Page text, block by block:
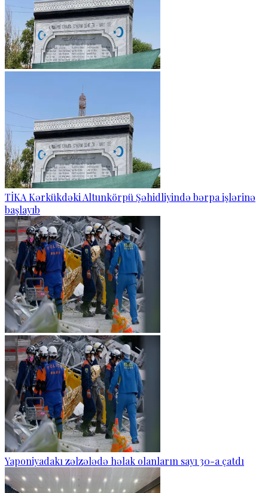
TİKA Kərkükdəki Altunkörpü Şəhidliyində bərpa işlərinə
başlayıb
Yaponiyadakı zəlzələdə həlak olanların sayı 30-a çatdı